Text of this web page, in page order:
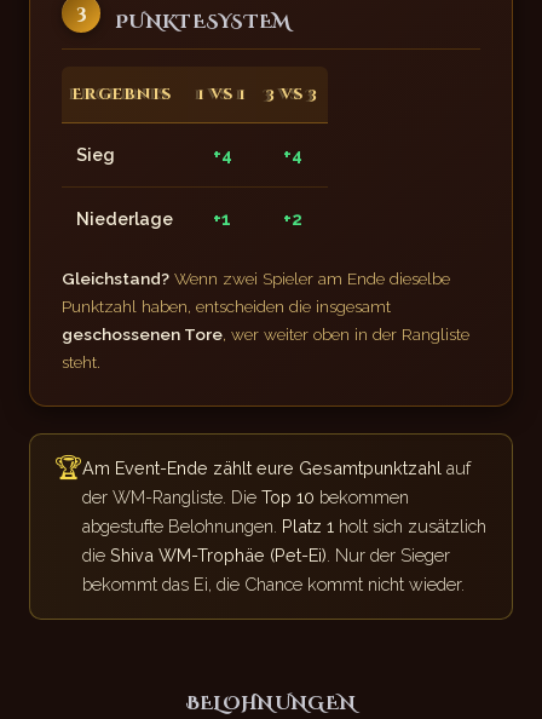
3 PUNKTESYSTEM
Ergebnis 1 vs 1 3 vs 3
Sieg +4 +4
Niederlage +1 +2
Gleichstand? Wenn zwei Spieler am Ende dieselbe
Punktzahl haben, entscheiden die insgesamt
geschossenen Tore, wer weiter oben in der Rangliste
steht.
🏆Am Event-Ende zählt eure Gesamtpunktzahl auf
der WM-Rangliste. Die Top 10 bekommen
abgestufte Belohnungen. Platz 1 holt sich zusätzlich
die Shiva WM-Trophäe (Pet-Ei) . Nur der Sieger
bekommt das Ei, die Chance kommt nicht wieder.
BELOHNUNGEN